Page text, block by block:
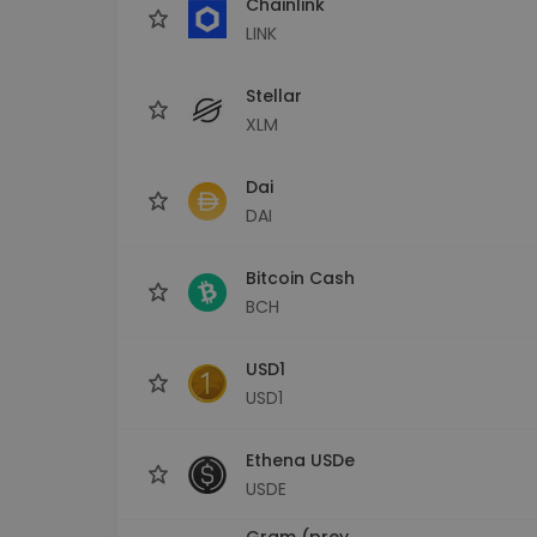
LINK
Stellar
XLM
Dai
DAI
Bitcoin Cash
BCH
USD1
USD1
Ethena USDe
USDE